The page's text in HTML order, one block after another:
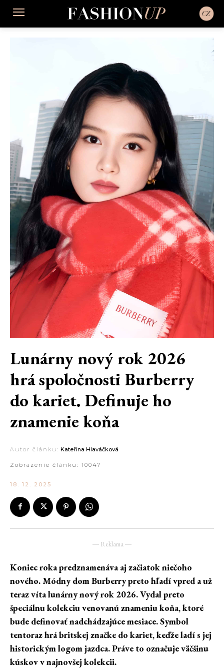
Lunárny nový rok 2026
hrá spoločnosti Burberry
do kariet. Definuje ho
znamenie koňa
Autor článku: Kateřina Hlaváčková
Zobrazenie článku: 10047
18. 12. 2025
― Reklama ―
Koniec roka predznamenáva aj začiatok niečoho
nového. Módny dom Burberry preto hľadí vpred a už
teraz víta lunárny nový rok 2026. Vydal preto
špeciálnu kolekciu venovanú znameniu koňa, ktoré
bude definovať nadchádzajúce mesiace. Symbol
tentoraz hrá britskej značke do kariet, keďže ladí s jej
historickým logom jazdca. Práve to označuje väčšinu
kúskov v najnovšej kolekcii.